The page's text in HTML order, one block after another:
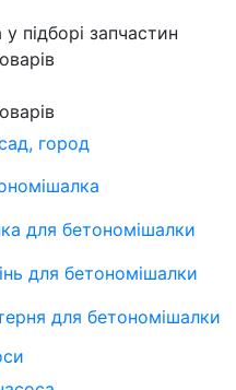
підборі запчастин
город
для бетономішалки
для бетономішалки
для бетономішалки